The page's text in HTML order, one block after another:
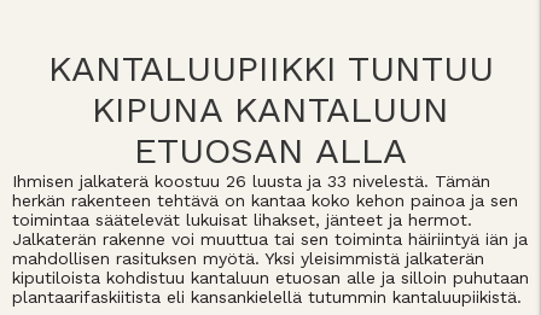
KANTALUUPIIKKI TUNTUU
KIPUNA KANTALUUN
ETUOSAN ALLA
Ihmisen jalkaterä koostuu 26 luusta ja 33 nivelestä. Tämän
herkän rakenteen tehtävä on kantaa koko kehon painoa ja sen
toimintaa säätelevät lukuisat lihakset, jänteet ja hermot.
Jalkaterän rakenne voi muuttua tai sen toiminta häiriintyä iän ja
mahdollisen rasituksen myötä. Yksi yleisimmistä jalkaterän
kiputiloista kohdistuu kantaluun etuosan alle ja silloin puhutaan
plantaarifaskiitista eli kansankielellä tutummin kantaluupiikistä.